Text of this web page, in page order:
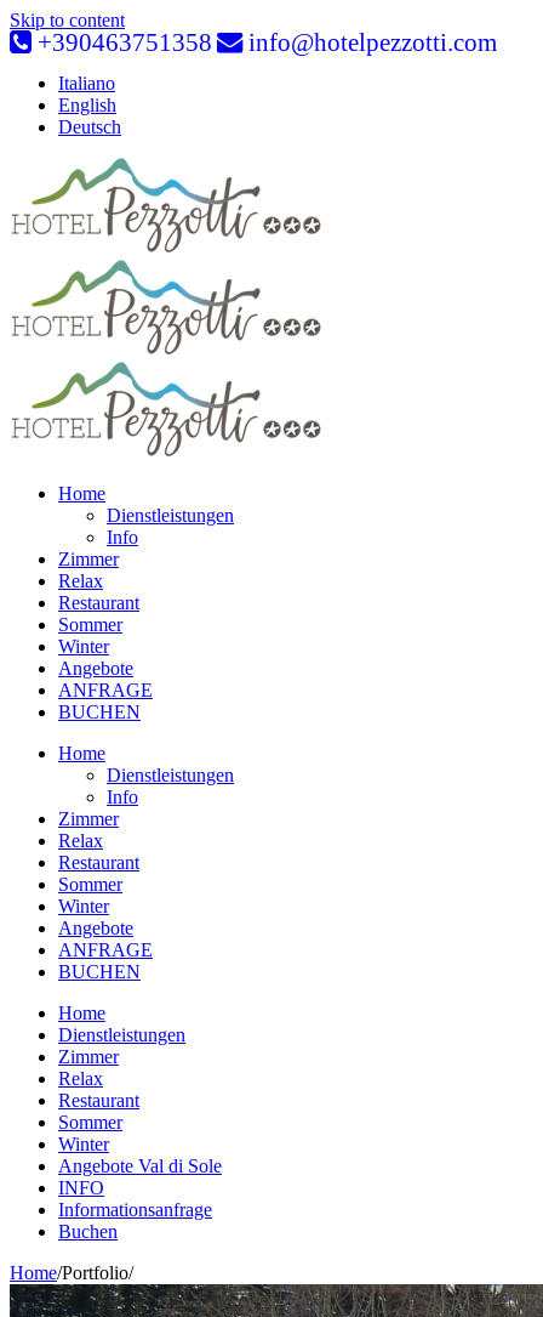
Skip to content
+390463751358 info@hotelpezzotti.com
Italiano
English
Deutsch
Home
Dienstleistungen
Info
Zimmer
Relax
Restaurant
Sommer
Winter
Angebote
ANFRAGE
BUCHEN
Home
Dienstleistungen
Info
Zimmer
Relax
Restaurant
Sommer
Winter
Angebote
ANFRAGE
BUCHEN
Home
Dienstleistungen
Zimmer
Relax
Restaurant
Sommer
Winter
Angebote Val di Sole
INFO
Informationsanfrage
Buchen
Home/Portfolio/